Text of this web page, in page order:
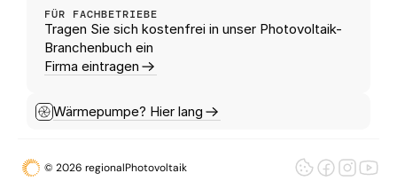
FÜR FACHBETRIEBE
Tragen Sie sich kostenfrei in unser Photovoltaik-
Branchenbuch ein
Firma eintragen
Wärmepumpe? Hier lang
© 2026 regionalPhotovoltaik